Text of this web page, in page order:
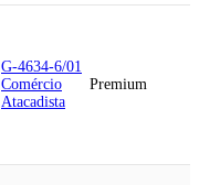
G-4634-6/01
Comércio
Atacadista
Premium